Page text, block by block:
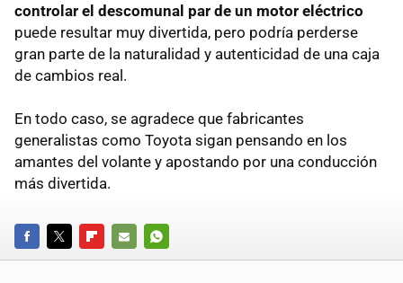
controlar el descomunal par de un motor eléctrico
puede resultar muy divertida, pero podría perderse
gran parte de la naturalidad y autenticidad de una caja
de cambios real.
En todo caso, se agradece que fabricantes
generalistas como Toyota sigan pensando en los
amantes del volante y apostando por una conducción
más divertida.
FACEBOOKTWITTERFLIPBOARD
E-
WHATSAPP